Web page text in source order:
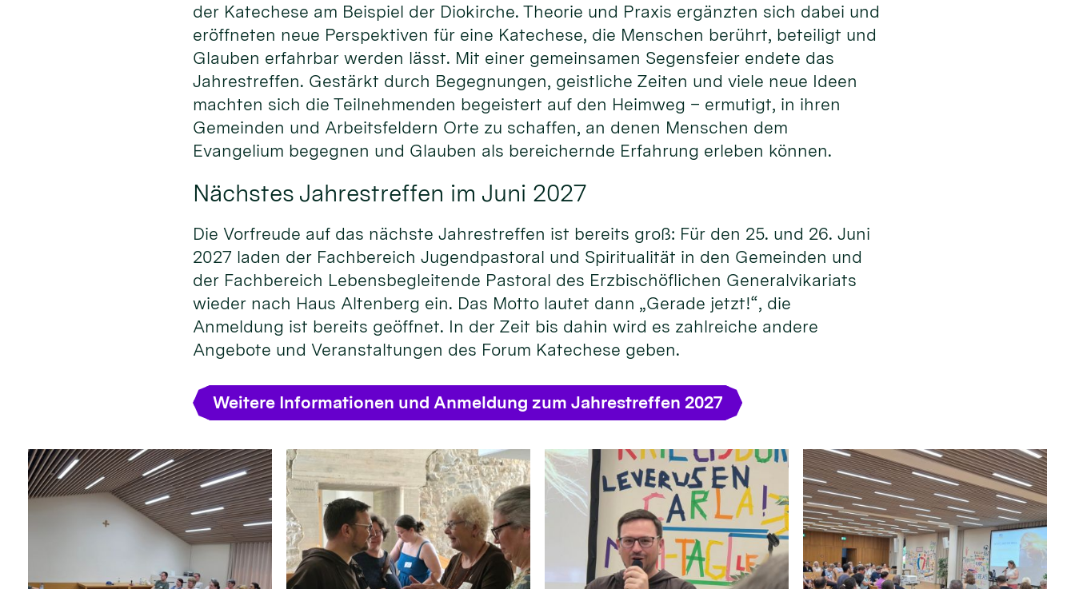
der Katechese am Beispiel der Diokirche. Theorie und Praxis ergänzten sich dabei und
eröffneten neue Perspektiven für eine Katechese, die Menschen berührt, beteiligt und
Glauben erfahrbar werden lässt. Mit einer gemeinsamen Segensfeier endete das
Jahrestreffen. Gestärkt durch Begegnungen, geistliche Zeiten und viele neue Ideen
machten sich die Teilnehmenden begeistert auf den Heimweg – ermutigt, in ihren
Gemeinden und Arbeitsfeldern Orte zu schaffen, an denen Menschen dem
Evangelium begegnen und Glauben als bereichernde Erfahrung erleben können.
Nächstes Jahrestreffen im Juni 2027
Die Vorfreude auf das nächste Jahrestreffen ist bereits groß: Für den 25. und 26. Juni
2027 laden der Fachbereich Jugendpastoral und Spiritualität in den Gemeinden und
der Fachbereich Lebensbegleitende Pastoral des Erzbischöflichen Generalvikariats
wieder nach Haus Altenberg ein. Das Motto lautet dann „Gerade jetzt!“, die
Anmeldung ist bereits geöffnet. In der Zeit bis dahin wird es zahlreiche andere
Angebote und Veranstaltungen des Forum Katechese geben.
Weitere Informationen und Anmeldung zum Jahrestreffen 2027